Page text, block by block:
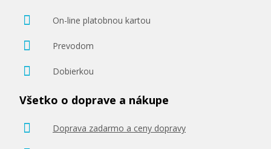
On-line platobnou kartou
Prevodom
Dobierkou
Všetko o doprave a nákupe
Doprava zadarmo a ceny dopravy